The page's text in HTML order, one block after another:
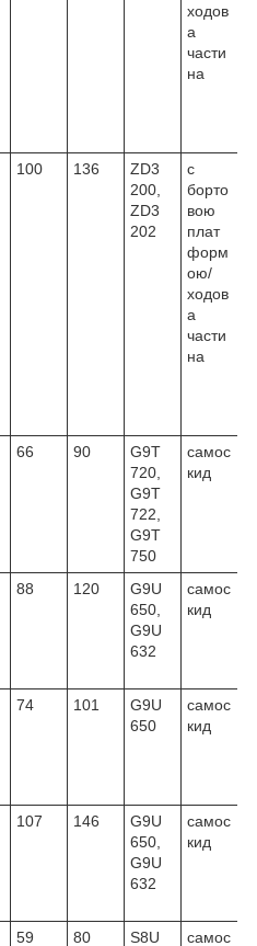
ходов
а
части
на
100 136
ZD3
200,
ZD3
202
c
борто
вою
плат
форм
ою/
ходов
а
части
на
66 90
G9T
720,
G9T
722,
G9T
750
самос
кид
88 120
G9U
650,
G9U
632
самос
кид
74 101
G9U
650
самос
кид
107 146
G9U
650,
G9U
632
самос
кид
59 80 S8U самос